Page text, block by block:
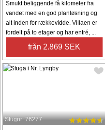
Smukt beliggende få kilometer fra
vandet med en god planløsning og
alt inden for rækkevidde. Villaen er
fordelt på to etager og har entré, ...
från 2.869 SEK
Stugnr: 76277